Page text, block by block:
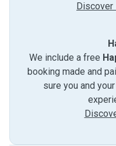
Discover
We include a free
booking made and
sure you and